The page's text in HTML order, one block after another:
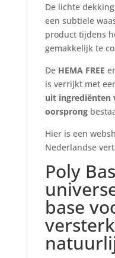
De lichte
een subtiele
product tijdens
gemakkelijk te
De HEMA FREE
is verrijkt met
uit ingrediënten
oorsprong
Hier is een
Nederlandse
Poly
base